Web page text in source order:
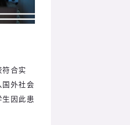
合实
国外社会
因此患